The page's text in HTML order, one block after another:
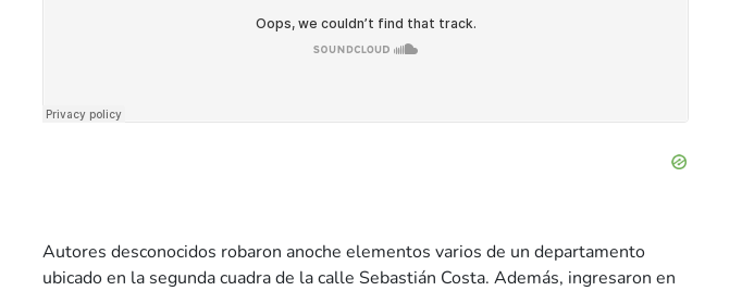
Autores desconocidos robaron anoche elementos varios de un departamento
ubicado en la segunda cuadra de la calle Sebastián Costa. Además, ingresaron en